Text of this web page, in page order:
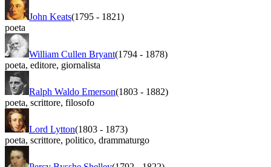
John Keats(1795 - 1821)
poeta
William Cullen Bryant(1794 - 1878)
poeta, editore, giornalista
Ralph Waldo Emerson(1803 - 1882)
poeta, scrittore, filosofo
Lord Lytton(1803 - 1873)
poeta, scrittore, politico, drammaturgo